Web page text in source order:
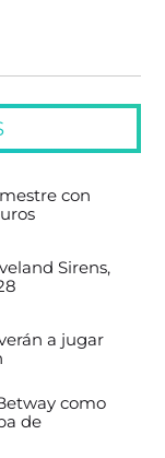
con
Sirens,
a jugar
como
de